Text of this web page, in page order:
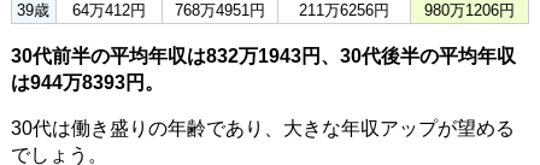
39歳
64万412円 768万4951円 211万6256円 980万1206円
30代前半の平均年収は832万1943円、30代後半の平均年収
は944万8393円。
30代は働き盛りの年齢であり、大きな年収アップが望める
でしょう。